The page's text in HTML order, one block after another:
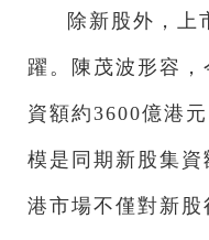
除新股外，上
躍。陳茂波形容
資額約3600億港
模是同期新股集
港市場不僅對新